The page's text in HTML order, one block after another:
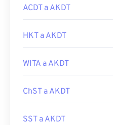
ACDT a AKDT
HKT a AKDT
WITA a AKDT
ChST a AKDT
SST a AKDT